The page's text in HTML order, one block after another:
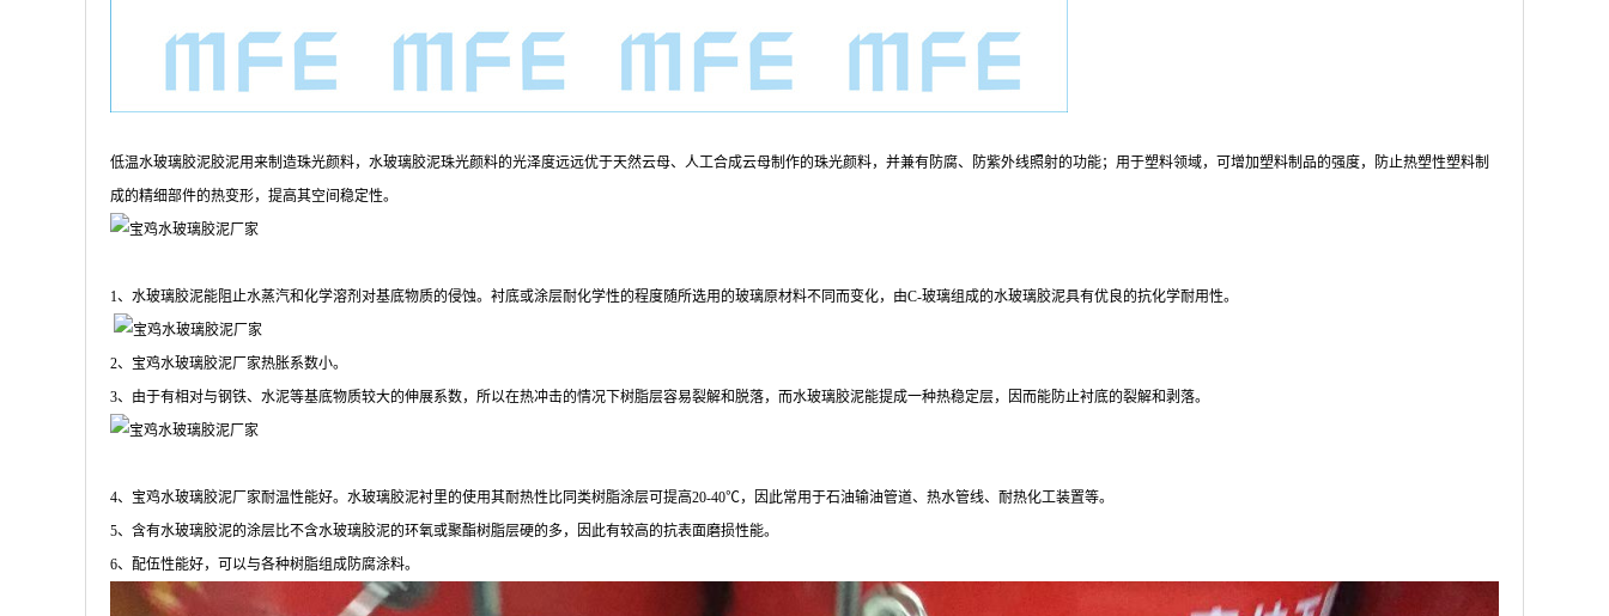
低温水玻璃胶泥胶泥用来制造珠光颜料，水玻璃胶泥珠光颜料的光泽度远远优于天然云母、人工合成云母制作的珠光颜料，并兼有防腐、防紫外线照射的功能；用于塑料领域，可增加塑料制品的强度，防止热塑性塑料制
成的精细部件的热变形，提高其空间稳定性。
1、水玻璃胶泥能阻止水蒸汽和化学溶剂对基底物质的侵蚀。衬底或涂层耐化学性的程度随所选用的玻璃原材料不同而变化，由C-玻璃组成的水玻璃胶泥具有优良的抗化学耐用性。
2、宝鸡水玻璃胶泥厂家热胀系数小。
3、由于有相对与钢铁、水泥等基底物质较大的伸展系数，所以在热冲击的情况下树脂层容易裂解和脱落，而水玻璃胶泥能提成一种热稳定层，因而能防止衬底的裂解和剥落。
4、宝鸡水玻璃胶泥厂家耐温性能好。水玻璃胶泥衬里的使用其耐热性比同类树脂涂层可提高20-40℃，因此常用于石油输油管道、热水管线、耐热化工装置等。
5、含有水玻璃胶泥的涂层比不含水玻璃胶泥的环氧或聚酯树脂层硬的多，因此有较高的抗表面磨损性能。
6、配伍性能好，可以与各种树脂组成防腐涂料。